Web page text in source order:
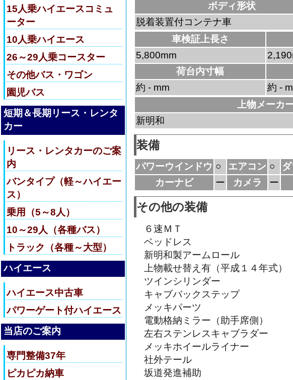
15人乗ハイエースコミュ
ーター
10人乗ハイエース
26～29人乗コースター
その他バス・ワゴン
園児バス
短期＆長期リース・レンタ
カー
リース・レンタカーのご案
内
バンタイプ（軽～ハイエー
ス）
乗用（5～8人）
10～29人（各種バス）
トラック（各種～大型）
ハイエース
ハイエース中古車
パワーゲート付ハイエース
当店のご案内
専門整備37年
ピカピカ納車
ボディ形状
脱着装置付コンテナ車
車検証上長さ
5,800mm
荷台内寸幅
約 - mm
約 -
上物メーカ
新明和
装備
パワーウインドウ ○ エアコン ○
カーナビ
ー カメラ ー
その他の装備
６速ＭＴ
ベッドレス
新明和製アームロール
上物載せ替え有（平成１４年式）
ツインシリンダー
キャブバックステップ
メッキパーツ
電動格納ミラー（助手席側）
左右ステンレスキャブラダー
メッキホイールライナー
社外テール
坂道発進補助